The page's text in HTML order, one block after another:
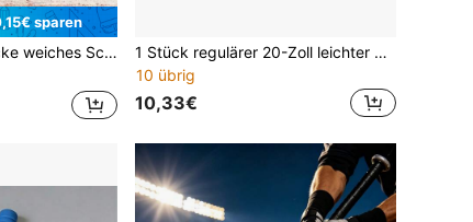
sparen
Schläger Softball Schläger Gummi Trainingsset
1 Stück regulärer 20-Zoll leichter Baseballschläger aus Aluminiumlegierung, stoßfest, nicht verformbar, mit ausgewogenem Schwerpunkt, rostfrei, für Outdoor-Baseball, geeignet für Frühling, Sommer, Herbst und Winter, Outdoor-Camping, Teambuilding, Jugendsport nach der Schule, Geburtstags-Sportgeschenk
10 übrig
10,33€